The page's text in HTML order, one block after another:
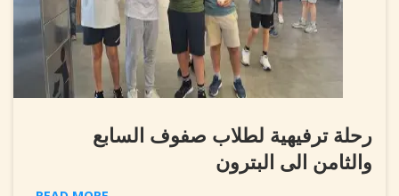
رحلة ترفيهية لطلاب صفوف السابع
والثامن الى البترون